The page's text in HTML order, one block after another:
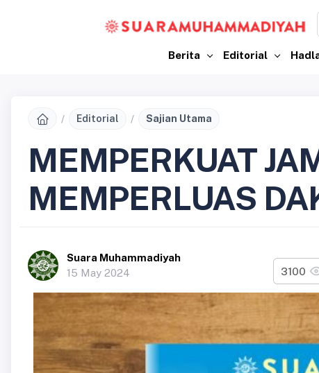
Berita Editorial
Editorial Sajian Utama
MEMPERKUAT
MEMPERLUAS
Suara Muhammadiyah
15 May 2024
3100